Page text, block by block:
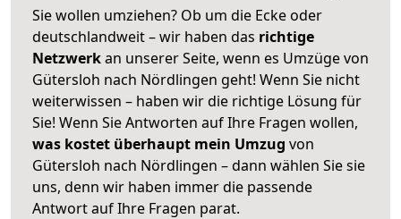
Sie wollen umziehen? Ob um die Ecke oder
deutschlandweit – wir haben das richtige
Netzwerkan unserer Seite, wenn es Umzüge von
Gütersloh nach Nördlingen geht! Wenn Sie nicht
weiterwissen – haben wir die richtige Lösung für
Sie! Wenn Sie Antworten auf Ihre Fragen wollen,
was kostet überhaupt mein Umzug von
Gütersloh nach Nördlingen – dann wählen Sie sie
uns, denn wir haben immer die passende
Antwort auf Ihre Fragen parat.